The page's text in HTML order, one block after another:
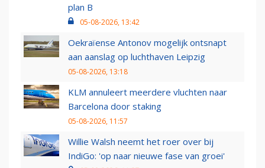
plan B
05-08-2026, 13:42
Oekraïense Antonov mogelijk ontsnapt
aan aanslag op luchthaven Leipzig
05-08-2026, 13:18
KLM annuleert meerdere vluchten naar
Barcelona door staking
05-08-2026, 11:57
Willie Walsh neemt het roer over bij
IndiGo: 'op naar nieuwe fase van groei'